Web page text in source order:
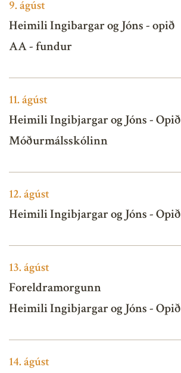
9.ágúst
Heimili Ingibargar og Jóns - opið
AA - fundur
11.ágúst
Heimili Ingibjargar og Jóns - Opið
Móðurmálsskólinn
12.ágúst
Heimili Ingibjargar og Jóns - Opið
13.ágúst
Foreldramorgunn
Heimili Ingibjargar og Jóns - Opið
14.ágúst